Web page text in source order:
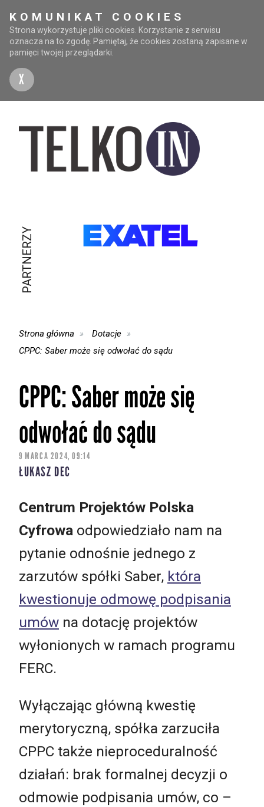
KOMUNIKAT COOKIES
Strona wykorzystuje pliki cookies. Korzystanie z serwisu
oznacza na to zgodę. Pamiętaj, że cookies zostaną zapisane w
pamięci twojej przeglądarki.
X
PARTNERZY
Strona główna
Dotacje
CPPC: Saber może się odwołać do sądu
CPPC: Saber może się
odwołać do sądu
9 MARCA 2024, 09:14
ŁUKASZ DEC
Centrum Projektów Polska
Cyfrowa odpowiedziało nam na
pytanie odnośnie jednego z
zarzutów spółki Saber, która
kwestionuje odmowę podpisania
umów na dotację projektów
wyłonionych w ramach programu
FERC.
Wyłączając główną kwestię
merytoryczną, spółka zarzuciła
CPPC także nieproceduralność
działań: brak formalnej decyzji o
odmowie podpisania umów, co –